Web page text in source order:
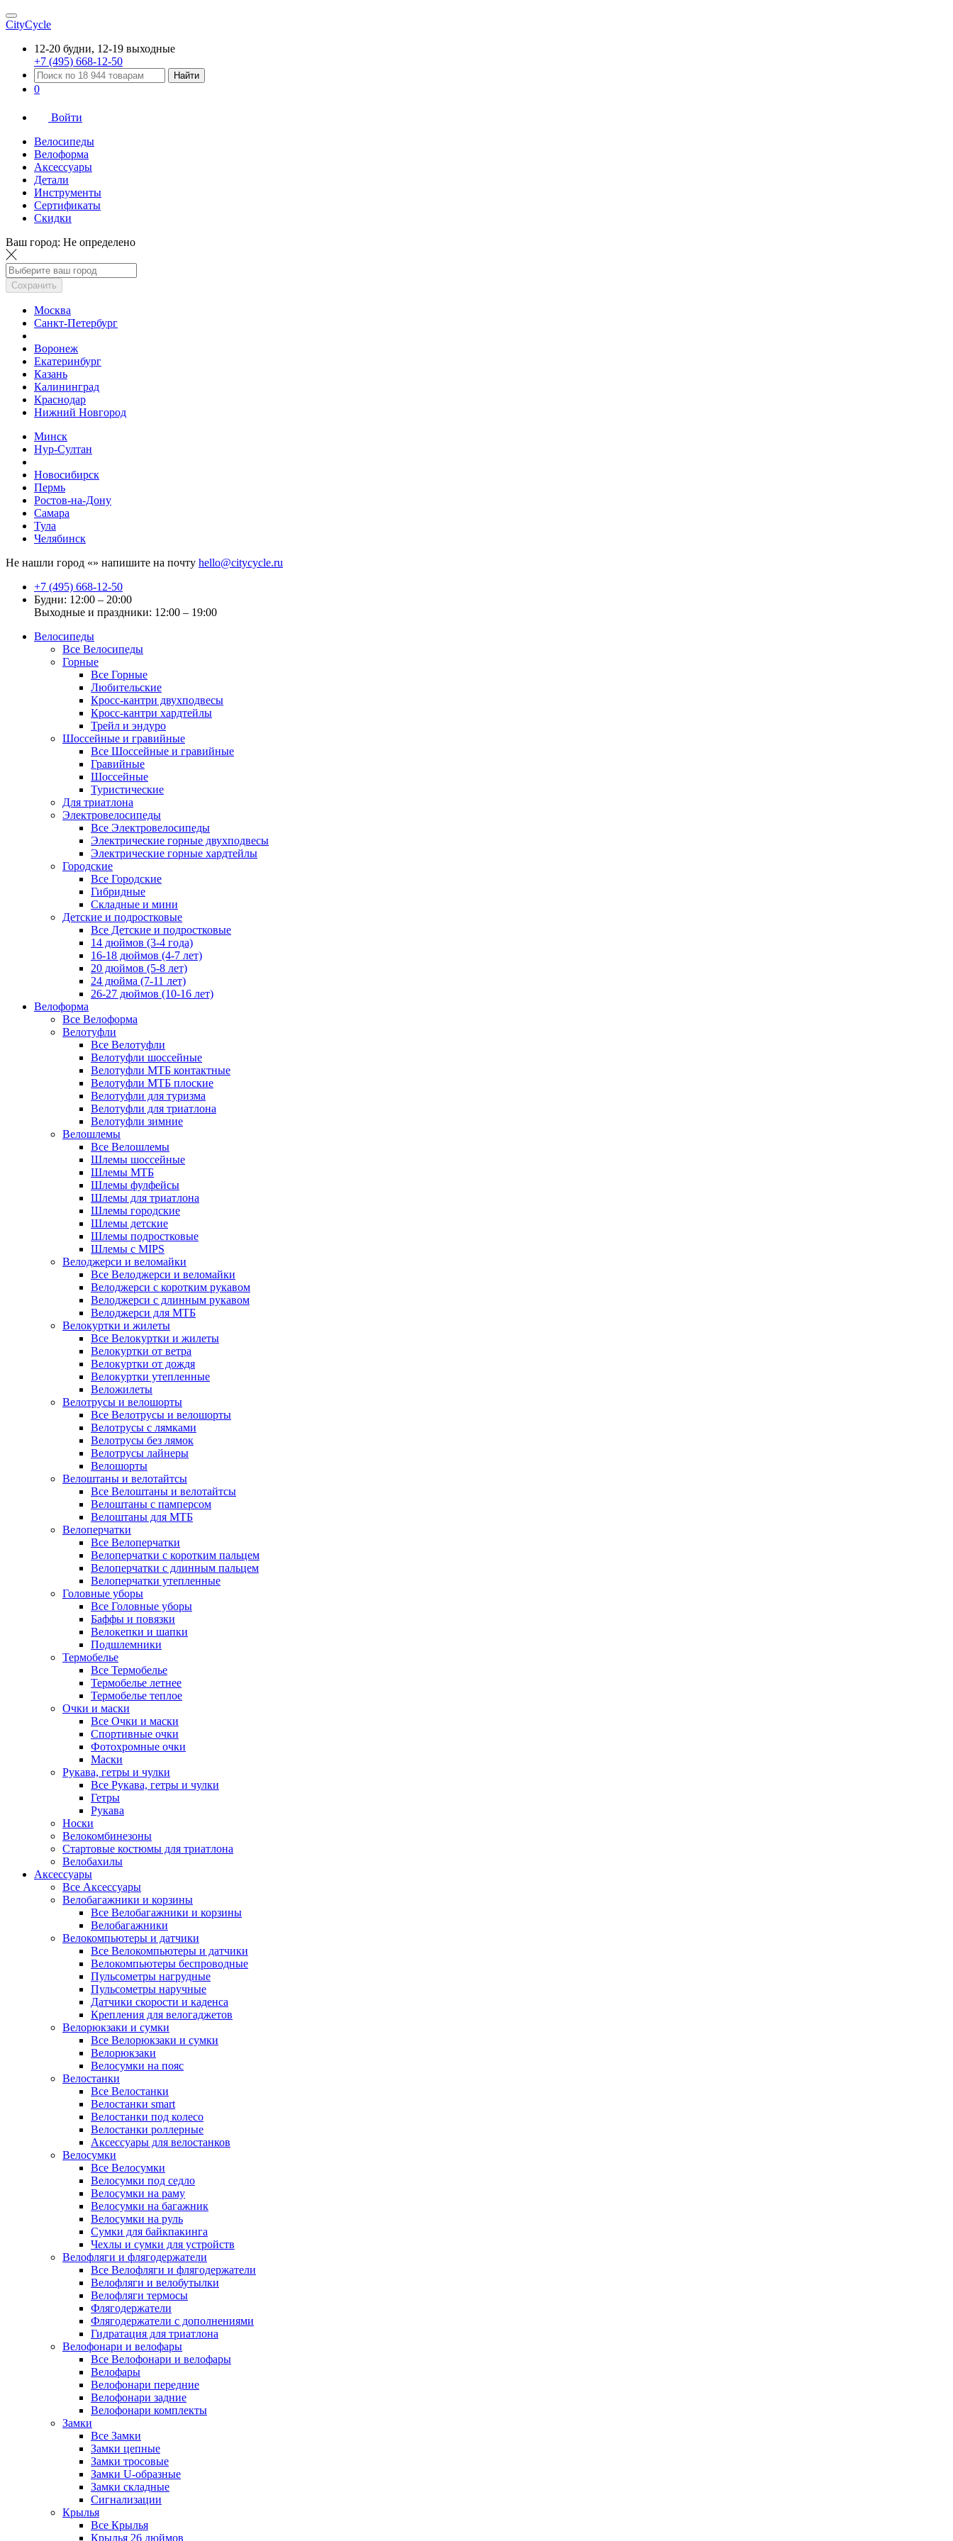
CityCycle
12-20 будни, 12-19 выходные
+7 (495) 668-12-50
Найти
0
Войти
Велосипеды
Велоформа
Аксессуары
Детали
Инструменты
Сертификаты
Скидки
Ваш город: Не определено
Сохранить
Москва
Санкт-Петербург
Воронеж
Екатеринбург
Казань
Калининград
Краснодар
Нижний Новгород
Минск
Нур-Султан
Новосибирск
Пермь
Ростов-на-Дону
Самара
Тула
Челябинск
Не нашли город «» напишите на почту hello@citycycle.ru
+7 (495) 668-12-50
Будни: 12:00 – 20:00
Выходные и праздники: 12:00 – 19:00
Велосипеды
Все Велосипеды
Горные
Все Горные
Любительские
Кросс-кантри двухподвесы
Кросс-кантри хардтейлы
Трейл и эндуро
Шоссейные и гравийные
Все Шоссейные и гравийные
Гравийные
Шоссейные
Туристические
Для триатлона
Электровелосипеды
Все Электровелосипеды
Электрические горные двухподвесы
Электрические горные хардтейлы
Городские
Все Городские
Гибридные
Складные и мини
Детские и подростковые
Все Детские и подростковые
14 дюймов (3-4 года)
16-18 дюймов (4-7 лет)
20 дюймов (5-8 лет)
24 дюйма (7-11 лет)
26-27 дюймов (10-16 лет)
Велоформа
Все Велоформа
Велотуфли
Все Велотуфли
Велотуфли шоссейные
Велотуфли МТБ контактные
Велотуфли МТБ плоские
Велотуфли для туризма
Велотуфли для триатлона
Велотуфли зимние
Велошлемы
Все Велошлемы
Шлемы шоссейные
Шлемы МТБ
Шлемы фулфейсы
Шлемы для триатлона
Шлемы городские
Шлемы детские
Шлемы подростковые
Шлемы с MIPS
Велоджерси и веломайки
Все Велоджерси и веломайки
Велоджерси с коротким рукавом
Велоджерси с длинным рукавом
Велоджерси для МТБ
Велокуртки и жилеты
Все Велокуртки и жилеты
Велокуртки от ветра
Велокуртки от дождя
Велокуртки утепленные
Веложилеты
Велотрусы и велошорты
Все Велотрусы и велошорты
Велотрусы с лямками
Велотрусы без лямок
Велотрусы лайнеры
Велошорты
Велоштаны и велотайтсы
Все Велоштаны и велотайтсы
Велоштаны с памперсом
Велоштаны для МТБ
Велоперчатки
Все Велоперчатки
Велоперчатки с коротким пальцем
Велоперчатки с длинным пальцем
Велоперчатки утепленные
Головные уборы
Все Головные уборы
Баффы и повязки
Велокепки и шапки
Подшлемники
Термобелье
Все Термобелье
Термобелье летнее
Термобелье теплое
Очки и маски
Все Очки и маски
Спортивные очки
Фотохромные очки
Маски
Рукава, гетры и чулки
Все Рукава, гетры и чулки
Гетры
Рукава
Носки
Велокомбинезоны
Стартовые костюмы для триатлона
Велобахилы
Аксессуары
Все Аксессуары
Велобагажники и корзины
Все Велобагажники и корзины
Велобагажники
Велокомпьютеры и датчики
Все Велокомпьютеры и датчики
Велокомпьютеры беспроводные
Пульсометры нагрудные
Пульсометры наручные
Датчики скорости и каденса
Крепления для велогаджетов
Велорюкзаки и сумки
Все Велорюкзаки и сумки
Велорюкзаки
Велосумки на пояс
Велостанки
Все Велостанки
Велостанки smart
Велостанки под колесо
Велостанки роллерные
Аксессуары для велостанков
Велосумки
Все Велосумки
Велосумки под седло
Велосумки на раму
Велосумки на багажник
Велосумки на руль
Сумки для байкпакинга
Чехлы и сумки для устройств
Велофляги и флягодержатели
Все Велофляги и флягодержатели
Велофляги и велобутылки
Велофляги термосы
Флягодержатели
Флягодержатели с дополнениями
Гидратация для триатлона
Велофонари и велофары
Все Велофонари и велофары
Велофары
Велофонари передние
Велофонари задние
Велофонари комплекты
Замки
Все Замки
Замки цепные
Замки тросовые
Замки U-образные
Замки складные
Сигнализации
Крылья
Все Крылья
Крылья 26 дюймов